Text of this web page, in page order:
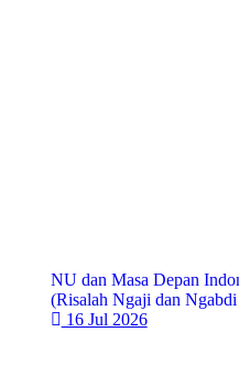
NU dan Masa Depan
(Risalah Ngaji dan
16 Jul 2026